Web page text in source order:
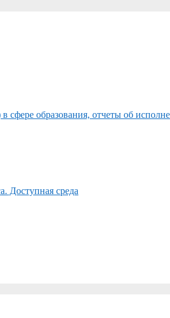
сфере образования, отчеты об
Доступная среда